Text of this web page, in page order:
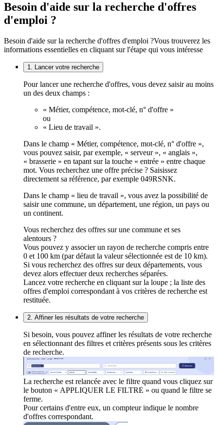
Besoin d'aide sur la recherche d'offres
d'emploi ?
Besoin d'aide sur la recherche d'offres d'emploi ?Vous trouverez les
informations essentielles en cliquant sur l'étape qui vous intéresse
1. Lancer votre recherche
Pour lancer une recherche d'offres, vous devez saisir au moins
un des deux champs :
« Métier, compétence, mot-clé, n° d'offre »
ou
« Lieu de travail ».
Dans le champ « Métier, compétence, mot-clé, n° d'offre »,
vous pouvez saisir, par exemple, « serveur », « anglais »,
« brasserie » en tapant sur la touche « entrée » entre chaque
mot. Vous recherchez une offre précise ? Saisissez
directement sa référence, par exemple 049RSNK.
Dans le champ « lieu de travail », vous avez la possibilité de
saisir une commune, un département, une région, un pays ou
un continent.
Vous recherchez des offres sur une commune et ses
alentours ?
Vous pouvez y associer un rayon de recherche compris entre
0 et 100 km (par défaut la valeur sélectionnée est de 10 km).
Si vous recherchez des offres sur deux départements, vous
devez alors effectuer deux recherches séparées.
Lancez votre recherche en cliquant sur la loupe ; la liste des
offres d'emploi correspondant à vos critères de recherche est
restituée.
2. Affiner les résultats de votre recherche
Si besoin, vous pouvez affiner les résultats de votre recherche
en sélectionnant des filtres et critères présents sous les critères
de recherche.
La recherche est relancée avec le filtre quand vous cliquez sur
le bouton « APPLIQUER LE FILTRE » ou quand le filtre se
ferme.
Pour certains d'entre eux, un compteur indique le nombre
d'offres correspondant.